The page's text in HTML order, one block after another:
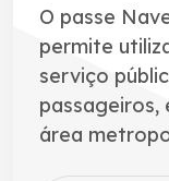
O passe
permite
serviço
passageiros,
área